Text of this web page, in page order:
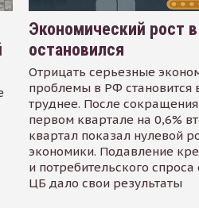
Экономический рост
остановился
Отрицать серьезные
проблемы в РФ становится
труднее. После
первом квартале на 0,6%
квартал показал нулевой
экономики. Подавление
и потребительского
ЦБ дало свои результаты